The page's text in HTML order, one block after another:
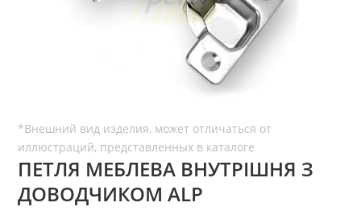
ПЕТЛЯ МЕБЛЕВА ВНУТРІШНЯ З
ДОВОДЧИКОМ ALP